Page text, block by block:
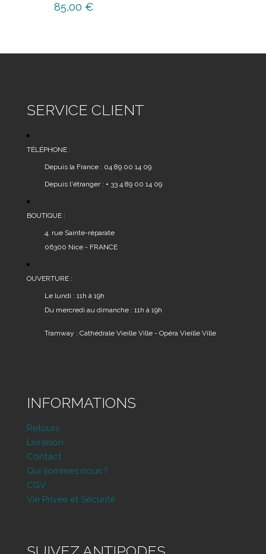
85,00 €
SERVICE CLIENT
TÉLÉPHONE :
Depuis la France : 04 89 00 14 09
Depuis l'étranger : + 33 4 89 00 14 09
BOUTIQUE :
4, rue Sainte-réparate
06300 Nice - FRANCE
OUVERTURE :
Le lundi : 11h à 19h
Du mercredi au dimanche : 11h à 19h
Tramway : Cathédrale Vieille Ville - Opéra Vieille Ville
INFORMATIONS
Retours
Livraison
Contact
Qui sommes nous ?
CGV
Vie Privée et Sécurité